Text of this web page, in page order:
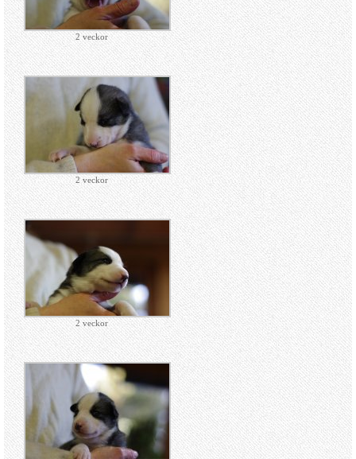
2 veckor
2 veckor
2 veckor